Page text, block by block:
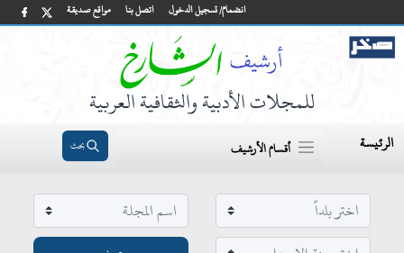
مواقع صديقة اتصل بنا انضمام/ تسجيل الدخول
للمجلات الأدبية والثقافية العربية
الرئيسة أقسام الأرشيف بحث